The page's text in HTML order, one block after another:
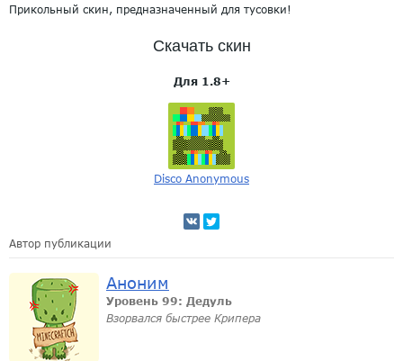
Прикольный скин, предназначенный для тусовки!
Скачать скин
Для 1.8+
Disco Anonymous
Автор публикации
Аноним
Уровень 99: Дедуль
Взорвался быстрее Крипера